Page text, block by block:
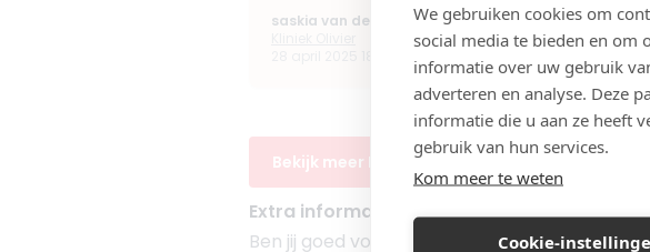
We gebruiken cookies om
social media te bieden en om
informatie over uw gebruik
adverteren en analyse. Deze
informatie die u aan ze heeft
gebruik van hun services.
Kom meer te weten
Cookie-
saskia van den bos
Bekijk meer Botox ervaringen in Bloemendaal
Extra informatie voor een behandeling
Ben jij goed voorbereid op een Botox